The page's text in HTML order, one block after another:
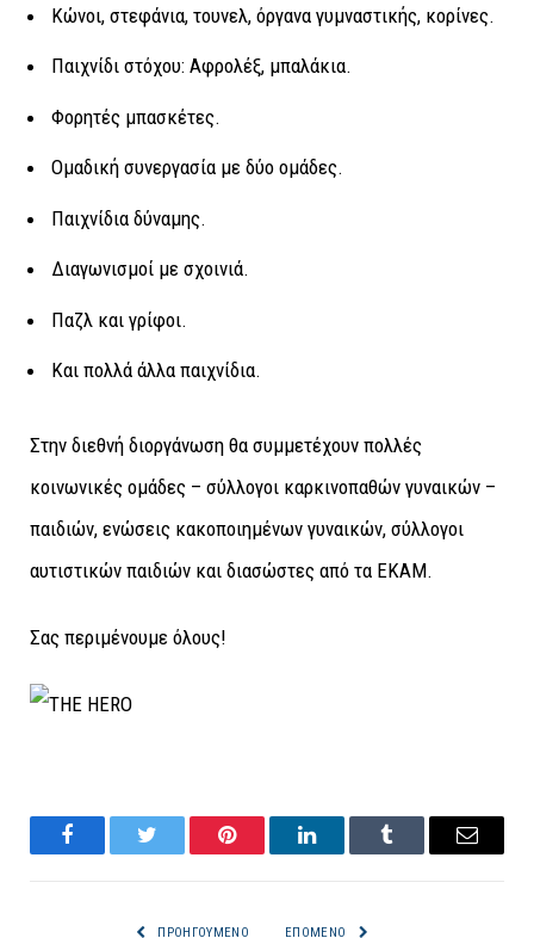
Κώνοι, στεφάνια, τουνελ, όργανα γυμναστικής, κορίνες.
Παιχνίδι στόχου: Αφρολέξ, μπαλάκια.
Φορητές μπασκέτες.
Ομαδική συνεργασία με δύο ομάδες.
Παιχνίδια δύναμης.
Διαγωνισμοί με σχοινιά.
Παζλ και γρίφοι.
Και πολλά άλλα παιχνίδια.
Στην διεθνή διοργάνωση θα συμμετέχουν πολλές
κοινωνικές ομάδες – σύλλογοι καρκινοπαθών γυναικών –
παιδιών, ενώσεις κακοποιημένων γυναικών, σύλλογοι
αυτιστικών παιδιών και διασώστες από τα ΕΚΑΜ.
Σας περιμένουμε όλους!
FacebookTwitter Pinterest LinkedInTumblr Email
ΠΡΟΗΓΟΎΜΕΝΟ ΕΠΌΜΕΝΟ